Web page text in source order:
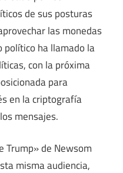
de sus posturas
las monedas
político ha llamado la
con la próxima
para
en la criptografía
mensajes.
Trump» de Newsom
misma audiencia,